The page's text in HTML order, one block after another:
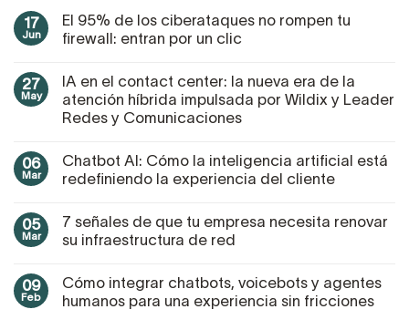
17
Jun
El 95% de los ciberataques no rompen tu
firewall: entran por un clic
27
May
IA en el contact center: la nueva era de la
atención híbrida impulsada por Wildix y Leader
Redes y Comunicaciones
06
Mar
Chatbot AI: Cómo la inteligencia artificial está
redefiniendo la experiencia del cliente
05
Mar
7 señales de que tu empresa necesita renovar
su infraestructura de red
09
Feb
Cómo integrar chatbots, voicebots y agentes
humanos para una experiencia sin fricciones